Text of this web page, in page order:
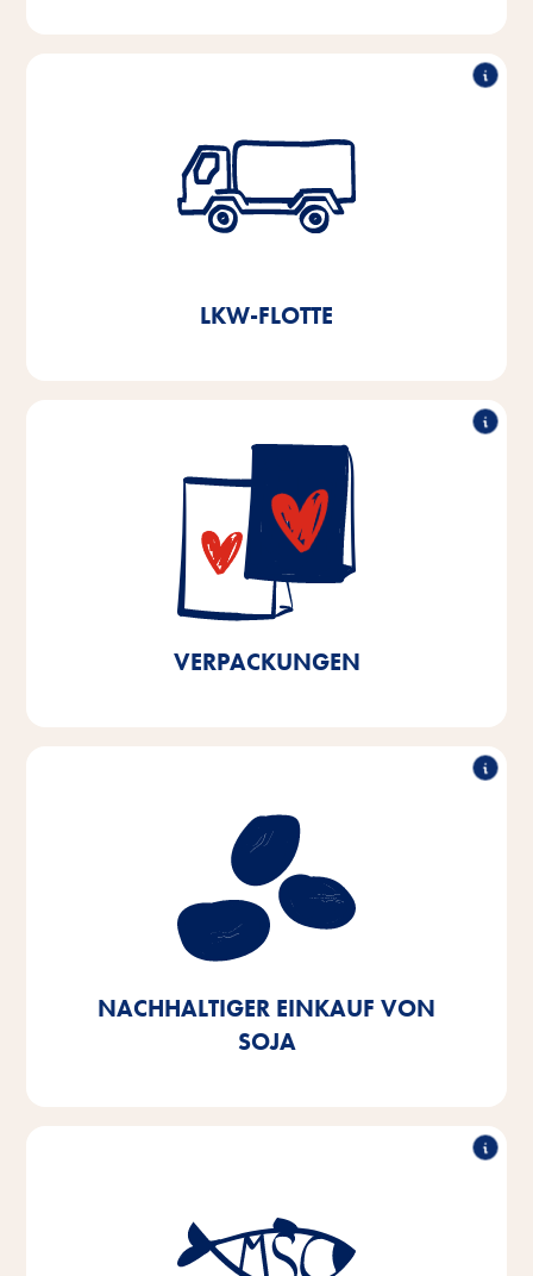
LKW-FLOTTE
Reduktion der LKW-Flotte
um 50%
Durch die Errichtung eines voll automatisierten
VERPACKUNGEN
90% recyclingfähig
In unseren Produktionsstätten in Bremen und
Niedersachen verwenden wir schon zu über 90%
recyclingfähige Verpackungen. Bis 2025 streben wir
100% recyclingfähige Verpackungen der in Bremen
und Niedersachsen produzierten Produkte sowie
eine Kunststoffreduktion um 10% an.
NACHHALTIGER EINKAUF VON
SOJA
Nachhaltiger Einkauf von Soja
Unser Ziel ist es, Soja aus europäischem Ursprung
oder zertifizierten Quellen zu beziehen. Bis 2025
wollen wir dies zu 100% erreicht haben – heute
Nachhaltiger Einkauf von Fisch
Bis 2025 streben wir an, die Fisch- und